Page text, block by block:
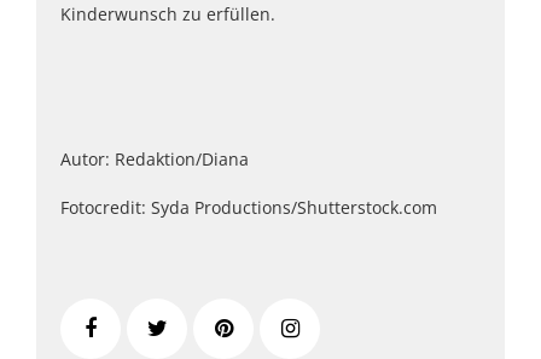
Kinderwunsch zu erfüllen.
Autor: Redaktion/Diana
Fotocredit: Syda Productions/Shutterstock.com